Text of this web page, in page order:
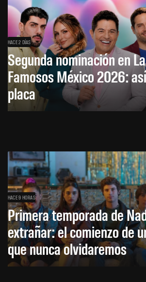
HACE 2 DÍAS
Segunda nominación en
Famosos México 2026:
placa
HACE 9 HORAS
Primera temporada de
extrañar: el comienzo de
que nunca olvidaremos